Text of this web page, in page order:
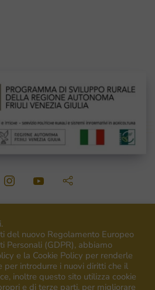
ai sensi del regolamento UE n.1308/13
del nuovo Regolamento Europeo
Personali (GDPR), abbiamo
e la Cookie Policy per renderle
per introdurre i nuovi diritti che il
inoltre questo sito utilizza cookie
e di terze parti, per migliorare